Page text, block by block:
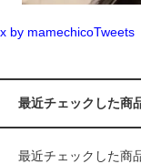
x by mamechicoTweets
最近チェックした商
最近チェックした商